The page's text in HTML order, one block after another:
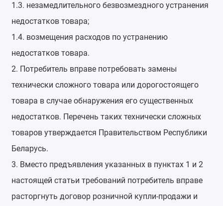
1.3. незамедлительного безвозмездного устранения
недостатков товара;
1.4. возмещения расходов по устранению
недостатков товара.
2. Потребитель вправе потребовать замены
технически сложного товара или дорогостоящего
товара в случае обнаружения его существенных
недостатков. Перечень таких технически сложных
товаров утверждается Правительством Республики
Беларусь.
3. Вместо предъявления указанных в пунктах 1 и 2
настоящей статьи требований потребитель вправе
расторгнуть договор розничной купли-продажи и